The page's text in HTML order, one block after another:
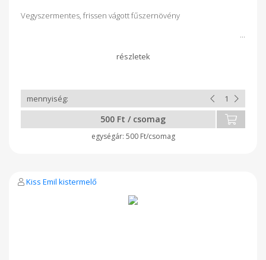
Vegyszermentes, frissen vágott fűszernövény
500 Ft / csomag
500 Ft/csomag
Kiss Emil kistermelő